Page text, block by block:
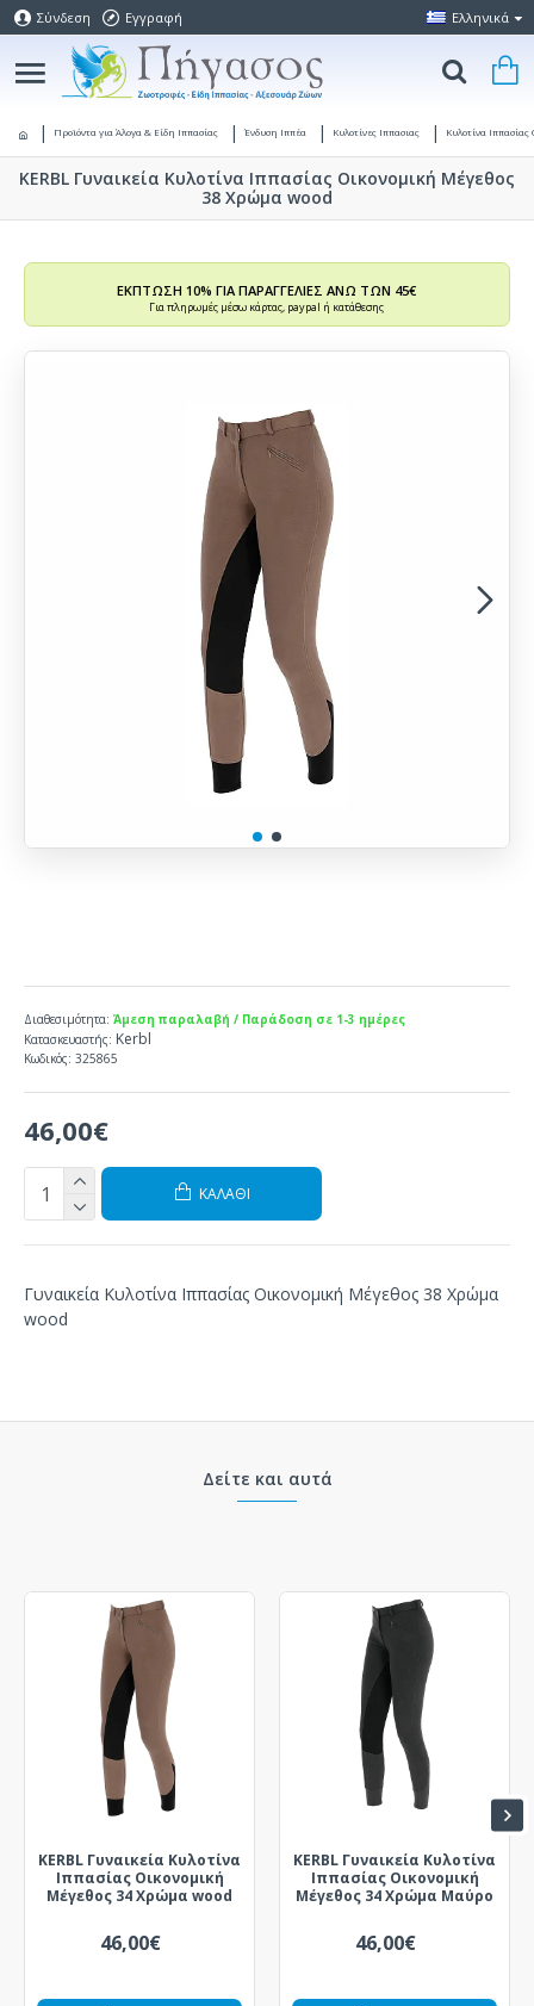
Σύνδεση Εγγραφή Ελληνικά
Προϊόντα για Άλογα & Είδη Ιππασίας Ένδυση Ιππέα Κυλοτίνες Ιππασιας Κυλοτίνα
KERBL Γυναικεία Κυλοτίνα Ιππασίας Οικονομική Μέγεθος
38 Χρώμα wood
ΕΚΠΤΩΣΗ 10% ΓΙΑ ΠΑΡΑΓΓΕΛΙΕΣ ΑΝΩ ΤΩΝ 45€
Για πληρωμές μέσω κάρτας, paypal ή κατάθεσης
46,00€
Διαθεσιμότητα: Άμεση παραλαβή / Παράδοση σε 1-3 ημέρες
Κατασκευαστής: Kerbl
Κωδικός: 325865
ΚΑΛΆΘΙ
Γυναικεία Κυλοτίνα Ιππασίας Οικονομική Μέγεθος 38 Χρώμα
wood
Δείτε και αυτά
KERBL Γυναικεία Κυλοτίνα
Ιππασίας Οικονομική
Μέγεθος 34 Χρώμα wood
46,00€
KERBL Γυναικεία Κυλοτίνα
Ιππασίας Οικονομική
Μέγεθος 34 Χρώμα Μαύρο
46,00€